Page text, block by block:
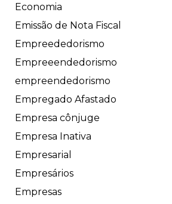
Economia
Emissão de Nota Fiscal
Empreededorismo
Empreeendedorismo
empreendedorismo
Empregado Afastado
Empresa cônjuge
Empresa Inativa
Empresarial
Empresários
Empresas